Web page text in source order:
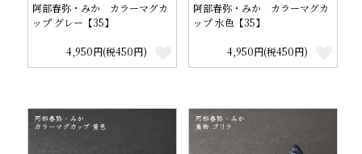
阿部春弥・みか カラーマグカ
ップ グレー【35】
4,950円(税450円)
阿部春弥・みか カラーマグカ
ップ 水色【35】
4,950円(税450円)